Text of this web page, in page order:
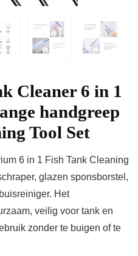
Cleaner 6 in 1
handgreep
Tool Set
6 in 1 Fish Tank Cleaning
glazen sponsborstel,
Het
veilig voor tank en
zonder te buigen of te